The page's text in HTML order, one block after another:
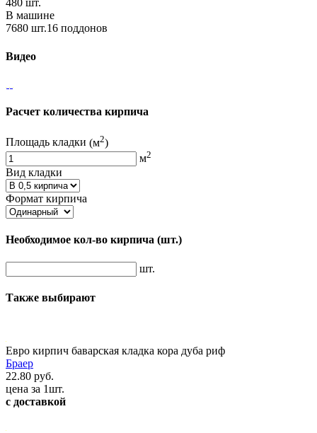
480 шт.
В машине
7680 шт.16 поддонов
Видео
Расчет количества кирпича
Площадь кладки (м2)
м2
Вид кладки
Формат кирпича
Необходимое кол-во кирпича (шт.)
шт.
Также выбирают
Евро кирпич баварская кладка кора дуба риф
Браер
22.80 руб.
цена за 1шт.
с доставкой